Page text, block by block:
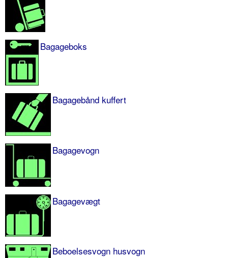
Bagageboks
Bagagebånd kuffert
Bagagevogn
Bagagevægt
Beboelsesvogn husvogn